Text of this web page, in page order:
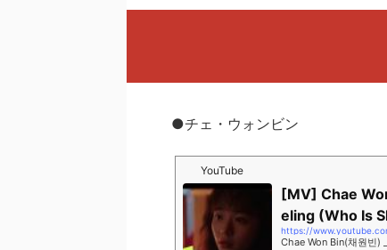
●チェ・ウォンビン
YouTube
[MV] Chae
eling (Who Is
https://
Chae Won Bin(채원빈